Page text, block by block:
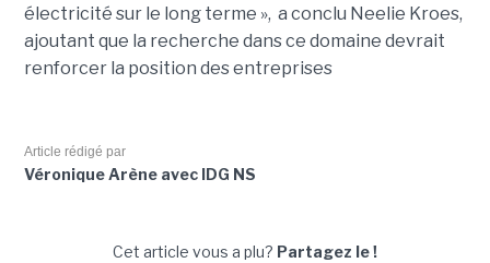
électricité sur le long terme », a conclu Neelie Kroes,
ajoutant que la recherche dans ce domaine devrait
renforcer la position des entreprises
Article rédigé par
Véronique Arène avec IDG NS
Cet article vous a plu? Partagez le !